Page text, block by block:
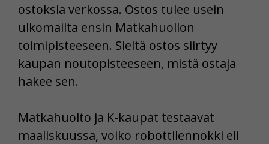
ostoksia verkossa. Ostos tulee usein
ulkomailta ensin Matkahuollon
toimipisteeseen. Sieltä ostos siirtyy
kaupan noutopisteeseen, mistä ostaja
hakee sen.
Matkahuolto ja K-kaupat testaavat
maaliskuussa, voiko robottilennokki eli